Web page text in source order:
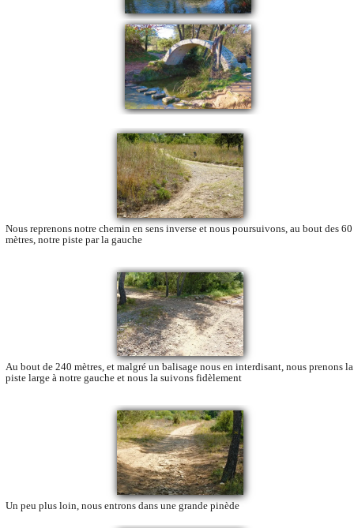
Nous reprenons notre chemin en sens inverse et nous poursuivons, au bout des 60
mètres, notre piste par la gauche
Au bout de 240 mètres, et malgré un balisage nous en interdisant, nous prenons la
piste large à notre gauche et nous la suivons fidèlement
Un peu plus loin, nous entrons dans une grande pinède